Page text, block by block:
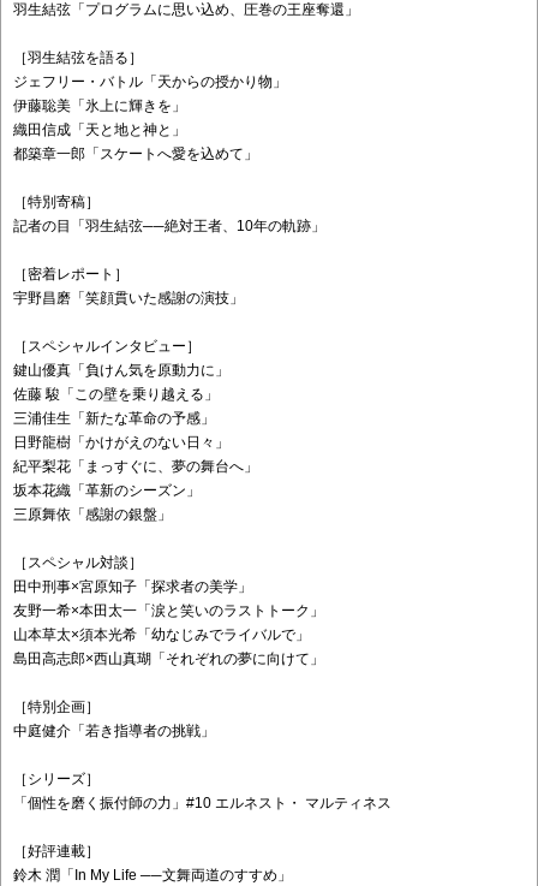
羽生結弦「プログラムに思い込め、圧巻の王座奪還」
［羽生結弦を語る］
ジェフリー・バトル「天からの授かり物」
伊藤聡美「氷上に輝きを」
織田信成「天と地と神と」
都築章一郎「スケートへ愛を込めて」
［特別寄稿］
記者の目「羽生結弦──絶対王者、10年の軌跡」
［密着レポート］
宇野昌磨「笑顔貫いた感謝の演技」
［スペシャルインタビュー］
鍵山優真「負けん気を原動力に」
佐藤 駿「この壁を乗り越える」
三浦佳生「新たな革命の予感」
日野龍樹「かけがえのない日々」
紀平梨花「まっすぐに、夢の舞台へ」
坂本花織「革新のシーズン」
三原舞依「感謝の銀盤」
［スペシャル対談］
田中刑事×宮原知子「探求者の美学」
友野一希×本田太一「涙と笑いのラストトーク」
山本草太×須本光希「幼なじみでライバルで」
島田高志郎×西山真瑚「それぞれの夢に向けて」
［特別企画］
中庭健介「若き指導者の挑戦」
［シリーズ］
「個性を磨く振付師の力」#10 エルネスト・ マルティネス
［好評連載］
鈴木 潤「In My Life ──文舞両道のすすめ」